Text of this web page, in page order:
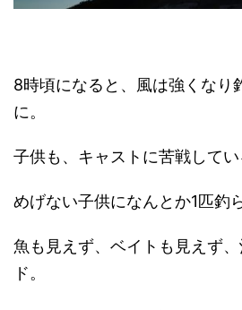
8時頃になると、風は強くなり
に。
子供も、キャストに苦戦してい
めげない子供になんとか1匹釣
魚も見えず、ベイトも見えず
ド。